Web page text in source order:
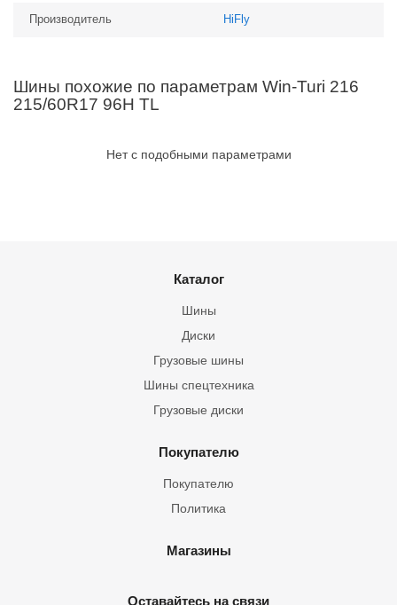
Производитель HiFly
Шины похожие по параметрам Win-Turi 216
215/60R17 96H TL
Нет с подобными параметрами
Каталог
Шины
Грузовые шины
Шины спецтехника
Диски
Грузовые диски
Покупателю
Покупателю
Политика
Магазины
Оставайтесь на связи